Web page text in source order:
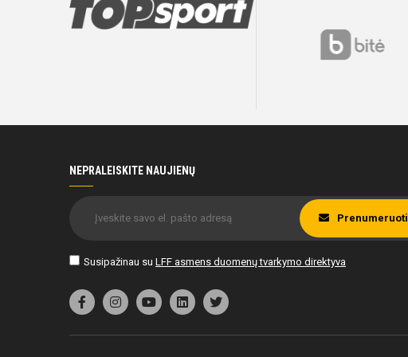
NEPRALEISKITE NAUJIENŲ
Susipažinau su LFF asmens duomenų tvarkymo direktyva
Prenumeruoti